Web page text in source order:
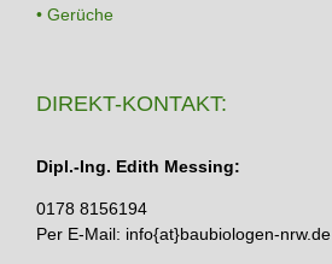
• Gerüche
DIREKT-KONTAKT:
Dipl.-Ing. Edith Messing:
0178 8156194
Per E-Mail: info{at}baubiologen-nrw.de